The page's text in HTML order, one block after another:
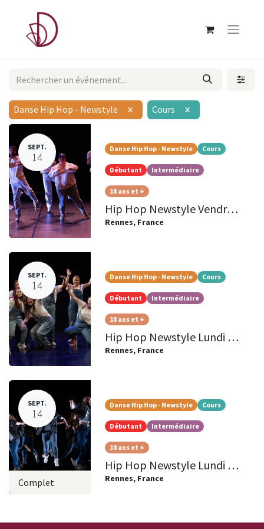
Danse Hip Hop - Newstyle × Cours ×
SEPT.
14
Danse Hip Hop - Newstyle Cours
Débutant Intermédiaire
18 ans et +
Hip Hop Newstyle Vendredi 20h15/21h30 Adultes
Rennes, France
SEPT.
14
Danse Hip Hop - Newstyle Cours
Débutant Intermédiaire
18 ans et +
Hip Hop Newstyle Lundi 19h45/21h Adultes
Rennes, France
SEPT.
14
Complet
Danse Hip Hop - Newstyle Cours
Débutant Intermédiaire
18 ans et +
Hip Hop Newstyle Lundi 18h30/19h45 Adultes
Rennes, France